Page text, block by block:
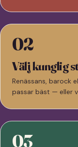
02
Välj kunglig
Renässans, barock
passar bäst — eller
03